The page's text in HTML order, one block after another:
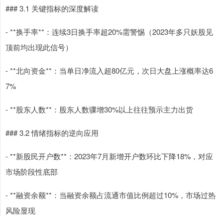
### 3.1 关键指标的深度解读
- **换手率**：连续3日换手率超20%需警惕（2023年多只妖股见
顶前均出现此信号）
- **北向资金**：当单日净流入超80亿元，次日大盘上涨概率达6
7%
- **股东人数**：股东人数骤增30%以上往往预示主力出货
### 3.2 情绪指标的逆向应用
- **新股民开户数**：2023年7月新增开户数环比下降18%，对应
市场阶段性底部
- **融资余额**：当融资余额占流通市值比例超过10%，市场过热
风险显现